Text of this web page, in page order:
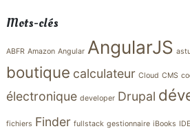
Mots-clés
ABFR Amazon Angular AngularJS
boutique calculateur Cloud CMS
électronique developer Drupal
fichiers Finder fullstack gestionnaire iBooks IDE